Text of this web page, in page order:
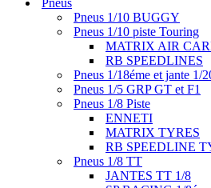
Pneus
Pneus 1/10 BUGGY
Pneus 1/10 piste Touring
MATRIX AIR
RB SPEEDLINES
Pneus 1/18éme et jante 1/
Pneus 1/5 GRP GT et F1
Pneus 1/8 Piste
ENNETI
MATRIX TYRES
RB SPEEDLINE
Pneus 1/8 TT
JANTES TT 1/8